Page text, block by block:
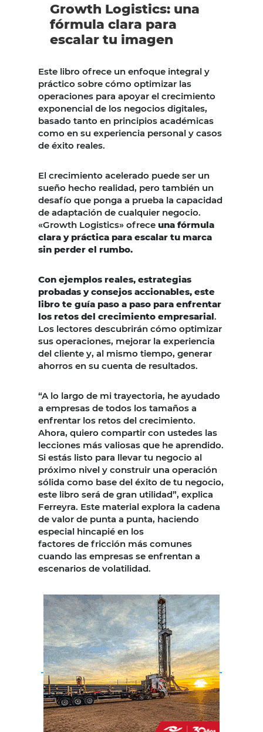
Growth Logistics: una
fórmula clara para
escalar tu imagen
Este libro ofrece un enfoque integral y
práctico sobre cómo optimizar las
operaciones para apoyar el crecimiento
exponencial de los negocios digitales,
basado tanto en principios académicas
como en su experiencia personal y casos
de éxito reales.
El crecimiento acelerado puede ser un
sueño hecho realidad, pero también un
desafío que ponga a prueba la capacidad
de adaptación de cualquier negocio.
«Growth Logistics» ofrece una fórmula
clara y práctica para escalar tu marca
sin perder el rumbo.
Con ejemplos reales, estrategias
probadas y consejos accionables, este
libro te guía paso a paso para enfrentar
los retos del crecimiento empresarial.
Los lectores descubrirán cómo optimizar
sus operaciones, mejorar la experiencia
del cliente y, al mismo tiempo, generar
ahorros en su cuenta de resultados.
“A lo largo de mi trayectoria, he ayudado
a empresas de todos los tamaños a
enfrentar los retos del crecimiento.
Ahora, quiero compartir con ustedes las
lecciones más valiosas que he aprendido.
Si estás listo para llevar tu negocio al
próximo nivel y construir una operación
sólida como base del éxito de tu negocio,
este libro será de gran utilidad”, explica
Ferreyra. Este material explora la cadena
de valor de punta a punta, haciendo
especial hincapié en los
factores de fricción más comunes
cuando las empresas se enfrentan a
escenarios de volatilidad.